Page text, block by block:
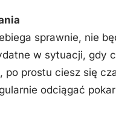
sprawnie, nie
w sytuacji, gdy
prostu ciesz się
odciągać